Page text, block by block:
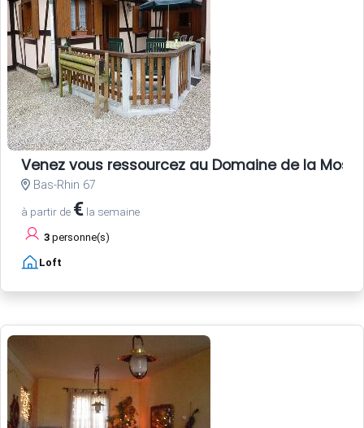
Venez vous ressourcez au Domaine de la
Bas-Rhin 67
à partir de € la semaine
3 personne(s)
Loft